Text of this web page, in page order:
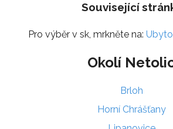
Související
Pro výběr v sk, mrkněte na:
Okolí
Brloh
Horní Chrášťany